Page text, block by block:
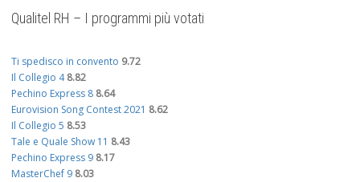
Qualitel RH – I programmi più votati
Ti spedisco in convento 9.72
Il Collegio 4 8.82
Pechino Express 8 8.64
Eurovision Song Contest 2021 8.62
Il Collegio 5 8.53
Tale e Quale Show 11 8.43
Pechino Express 9 8.17
MasterChef 9 8.03